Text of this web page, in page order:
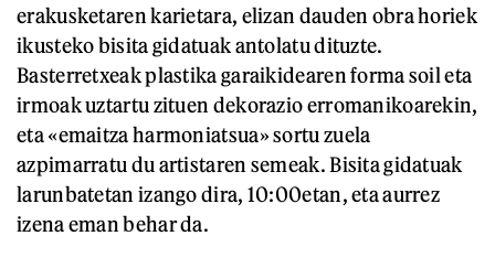
erakusketaren karietara, elizan dauden obra horiek
ikusteko bisita gidatuak antolatu dituzte.
Basterretxeak plastika garaikidearen forma soil eta
irmoak uztartu zituen dekorazio erromanikoarekin,
eta «emaitza harmoniatsua» sortu zuela
azpimarratu du artistaren semeak. Bisita gidatuak
larunbatetan izango dira, 10:00etan, eta aurrez
izena eman behar da.